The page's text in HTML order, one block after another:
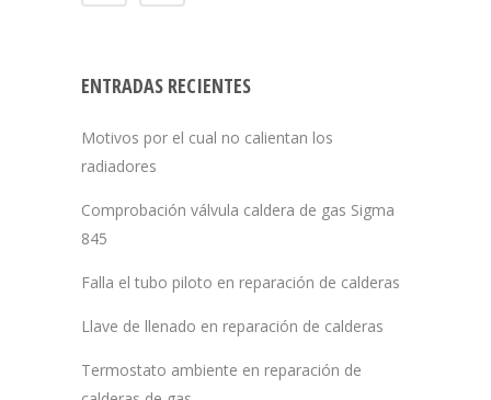
ENTRADAS RECIENTES
Motivos por el cual no calientan los
radiadores
Comprobación válvula caldera de gas Sigma
845
Falla el tubo piloto en reparación de calderas
Llave de llenado en reparación de calderas
Termostato ambiente en reparación de